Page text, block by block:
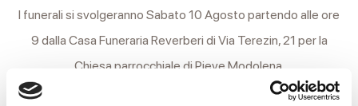
I funerali si svolgeranno Sabato 10 Agosto partendo alle ore
9 dalla Casa Funeraria Reverberi di Via Terezin, 21 per la
Chiesa parrocchiale di Pieve Modolena.
Al termine della funzione religiosa si proseguirà per il